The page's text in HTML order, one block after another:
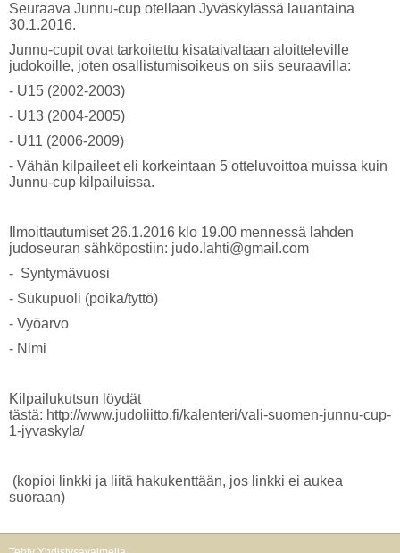
Seuraava Junnu-cup otellaan Jyväskylässä lauantaina
30.1.2016.
Junnu-cupit ovat tarkoitettu kisataivaltaan aloitteleville
judokoille, joten osallistumisoikeus on siis seuraavilla:
- U15 (2002-2003)
- U13 (2004-2005)
- U11 (2006-2009)
- Vähän kilpaileet eli korkeintaan 5 otteluvoittoa muissa kuin
Junnu-cup kilpailuissa.
Ilmoittautumiset 26.1.2016 klo 19.00 mennessä lahden
judoseuran sähköpostiin: judo.lahti@gmail.com
- Syntymävuosi
- Sukupuoli (poika/tyttö)
- Vyöarvo
- Nimi
Kilpailukutsun löydät
tästä: http://www.judoliitto.fi/kalenteri/vali-suomen-junnu-cup-
1-jyvaskyla/
(kopioi linkki ja liitä hakukenttään, jos linkki ei aukea
suoraan)